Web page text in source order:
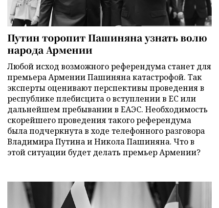
Путин торопит Пашиняна узнать волю
народа Армении
Любой исход возможного референдума станет для
премьера Армении Пашиняна катастрофой. Так
эксперты оценивают перспективы проведения в
республике плебисцита о вступлении в ЕС или
дальнейшем пребывании в ЕАЭС. Необходимость
скорейшего проведения такого референдума
была подчеркнута в ходе телефонного разговора
Владимира Путина и Никола Пашиняна. Что в
этой ситуации будет делать премьер Армении?